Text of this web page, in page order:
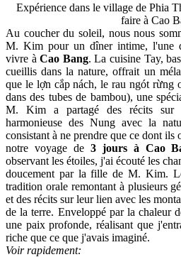
Expérience dans le village de Phia
faire à Cao
Au coucher du soleil, nous nous
M. Kim pour un dîner intime, l'une
vivre àCao Bang. La cuisine Tay,
cueillis dans la nature, offrait un
que le lợn cắp nách, le rau ngót rừng
dans des tubes de bambou), une
M. Kim a partagé des récits sur
harmonieuse des Nung avec la
consistant à ne prendre que ce dont ils
notre voyage de 3 jours à Cao
observant les étoiles, j'ai écouté les
doucement par la fille de M. Kim.
tradition orale remontant à plusieurs
et des récits sur leur lien avec les
de la terre. Enveloppé par la chaleur
une paix profonde, réalisant que
riche que ce que j'avais imaginé.
Voir rapidement: